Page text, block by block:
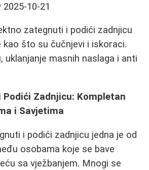
2025-10-21
zategnuti i podići zadnjicu
kao što su čučnjevi i iskoraci.
uklanjanje masnih naslaga i anti
Zadnjicu: Kompletan
i Savjetima
i podići zadnjicu jedna je od
osobama koje se bave
sa vježbanjem. Mnogi se